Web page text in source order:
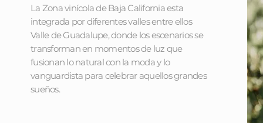
La Zona vinícola de Baja California esta
integrada por diferentes valles entre ellos
Valle de Guadalupe, donde los escenarios se
transforman en momentos de luz que
fusionan lo natural con la moda y lo
vanguardista para celebrar aquellos grandes
sueños.